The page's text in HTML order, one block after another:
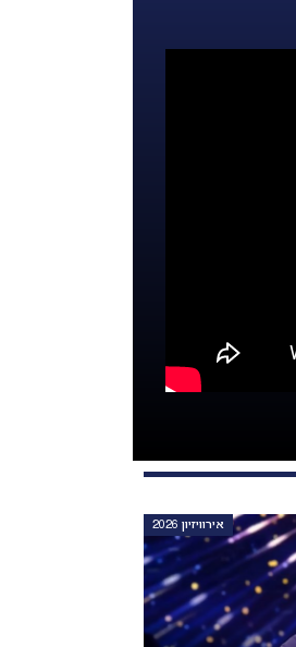
אירוויזיון 2026